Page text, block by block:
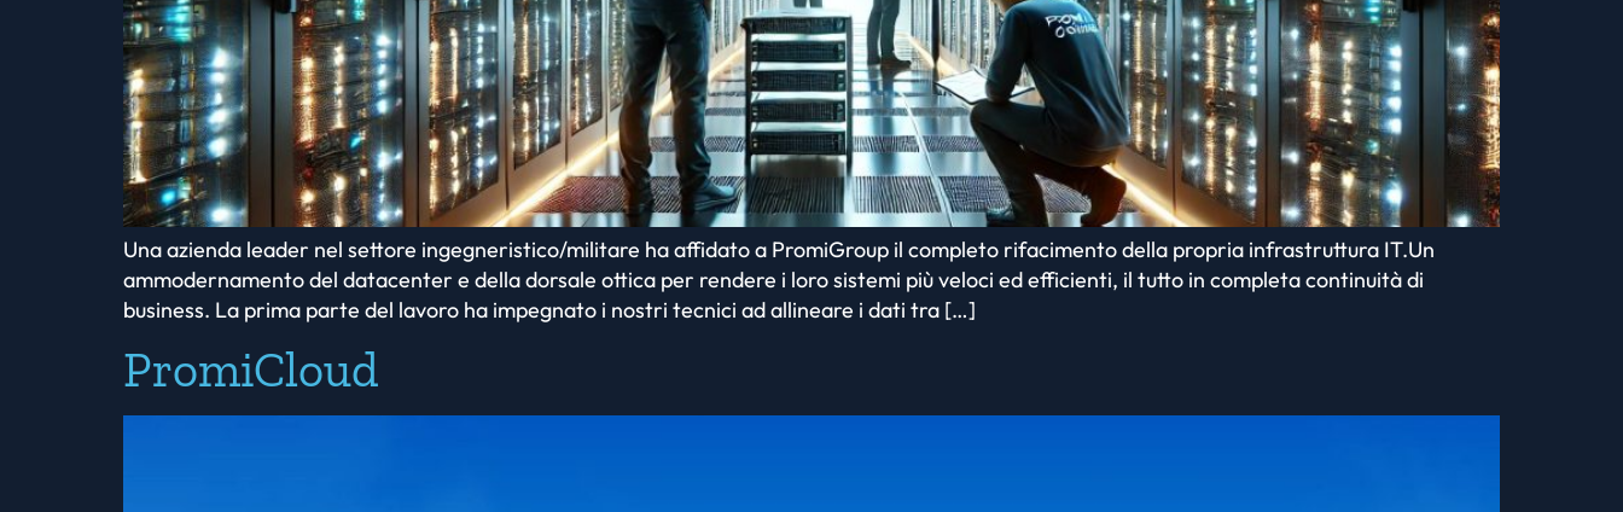
Una azienda leader nel settore ingegneristico/militare ha affidato a PromiGroup il completo rifacimento della propria infrastruttura IT.Un
ammodernamento del datacenter e della dorsale ottica per rendere i loro sistemi più veloci ed efficienti, il tutto in completa continuità di
business. La prima parte del lavoro ha impegnato i nostri tecnici ad allineare i dati tra […]
PromiCloud